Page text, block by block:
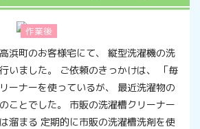
作業後
浜町のお客様宅にて、 縦型洗濯機の洗
いました。 ご依頼のきっかけは、 「毎
ーナーを使っているが、 最近洗濯物の
ことでした。 市販の洗濯槽クリーナー
溜まる 定期的に市販の洗濯槽洗剤を使